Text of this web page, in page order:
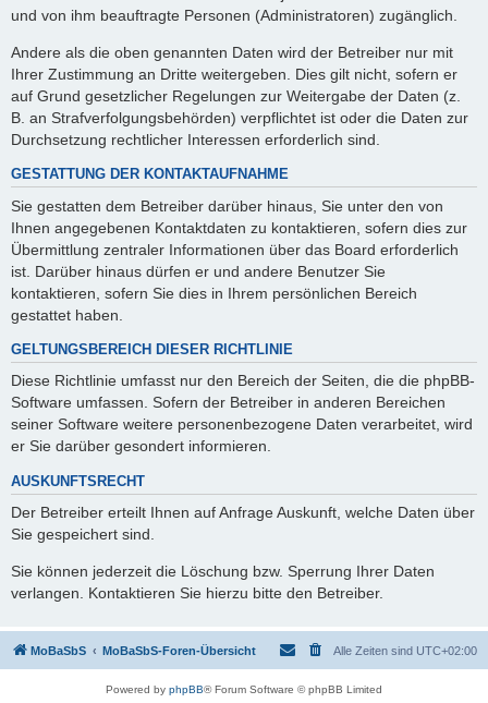
und von ihm beauftragte Personen (Administratoren) zugänglich.
Andere als die oben genannten Daten wird der Betreiber nur mit
Ihrer Zustimmung an Dritte weitergeben. Dies gilt nicht, sofern er
auf Grund gesetzlicher Regelungen zur Weitergabe der Daten (z.
B. an Strafverfolgungsbehörden) verpflichtet ist oder die Daten zur
Durchsetzung rechtlicher Interessen erforderlich sind.
GESTATTUNG DER KONTAKTAUFNAHME
Sie gestatten dem Betreiber darüber hinaus, Sie unter den von
Ihnen angegebenen Kontaktdaten zu kontaktieren, sofern dies zur
Übermittlung zentraler Informationen über das Board erforderlich
ist. Darüber hinaus dürfen er und andere Benutzer Sie
kontaktieren, sofern Sie dies in Ihrem persönlichen Bereich
gestattet haben.
GELTUNGSBEREICH DIESER RICHTLINIE
Diese Richtlinie umfasst nur den Bereich der Seiten, die die phpBB-
Software umfassen. Sofern der Betreiber in anderen Bereichen
seiner Software weitere personenbezogene Daten verarbeitet, wird
er Sie darüber gesondert informieren.
AUSKUNFTSRECHT
Der Betreiber erteilt Ihnen auf Anfrage Auskunft, welche Daten über
Sie gespeichert sind.
Sie können jederzeit die Löschung bzw. Sperrung Ihrer Daten
verlangen. Kontaktieren Sie hierzu bitte den Betreiber.
MoBaSbS MoBaSbS-Foren-Übersicht Alle Zeiten sind UTC+02:00
Powered by phpBB® Forum Software © phpBB Limited